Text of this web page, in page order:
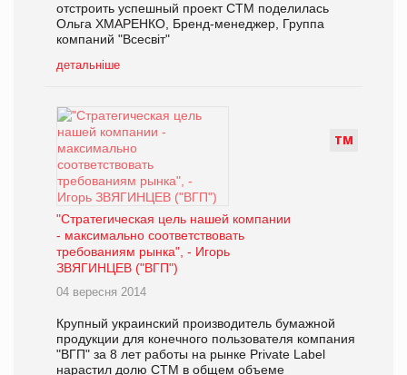
отстроить успешный проект СТМ поделилась
Ольга ХМАРЕНКО, Бренд-менеджер, Группа
компаний "Всесвіт"
детальніше
ТМ
"Стратегическая цель нашей компании
- максимально соответствовать
требованиям рынка", - Игорь
ЗВЯГИНЦЕВ ("ВГП")
04 вересня 2014
Крупный украинский производитель бумажной
продукции для конечного пользователя компания
"ВГП" за 8 лет работы на рынке Private Label
нарастил долю СТМ в общем объеме